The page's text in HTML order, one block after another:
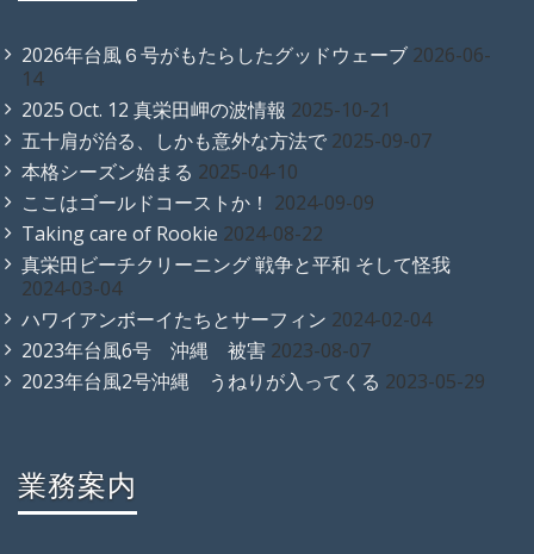
2026年台風６号がもたらしたグッドウェーブ 2026-06-
14
2025 Oct. 12 真栄田岬の波情報 2025-10-21
五十肩が治る、しかも意外な方法で 2025-09-07
本格シーズン始まる 2025-04-10
ここはゴールドコーストか！ 2024-09-09
Taking care of Rookie 2024-08-22
真栄田ビーチクリーニング 戦争と平和 そして怪我
2024-03-04
ハワイアンボーイたちとサーフィン 2024-02-04
2023年台風6号 沖縄 被害 2023-08-07
2023年台風2号沖縄 うねりが入ってくる 2023-05-29
業務案内